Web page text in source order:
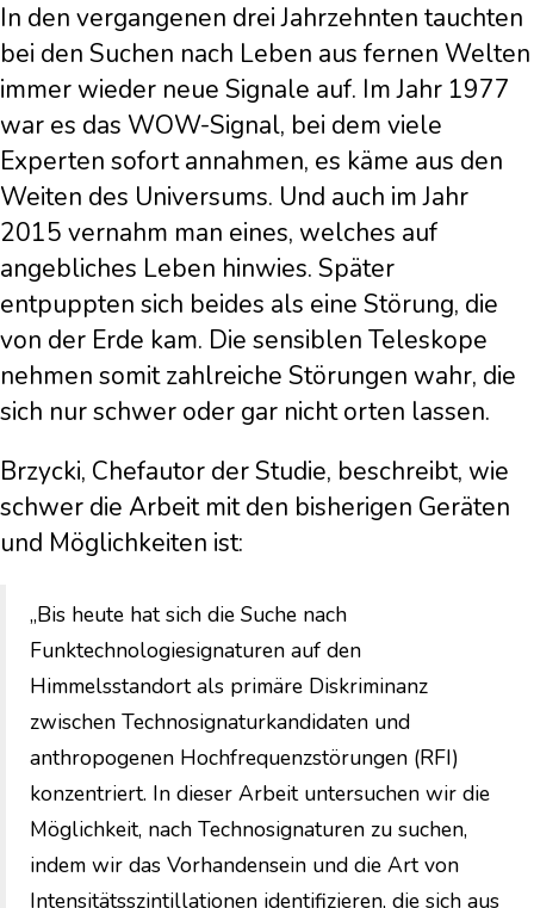
In den vergangenen drei Jahrzehnten tauchten
bei den Suchen nach Leben aus fernen Welten
immer wieder neue Signale auf. Im Jahr 1977
war es das WOW-Signal, bei dem viele
Experten sofort annahmen, es käme aus den
Weiten des Universums. Und auch im Jahr
2015 vernahm man eines, welches auf
angebliches Leben hinwies. Später
entpuppten sich beides als eine Störung, die
von der Erde kam. Die sensiblen Teleskope
nehmen somit zahlreiche Störungen wahr, die
sich nur schwer oder gar nicht orten lassen.
Brzycki, Chefautor der Studie, beschreibt, wie
schwer die Arbeit mit den bisherigen Geräten
und Möglichkeiten ist:
„Bis heute hat sich die Suche nach
Funktechnologiesignaturen auf den
Himmelsstandort als primäre Diskriminanz
zwischen Technosignaturkandidaten und
anthropogenen Hochfrequenzstörungen (RFI)
konzentriert. In dieser Arbeit untersuchen wir die
Möglichkeit, nach Technosignaturen zu suchen,
indem wir das Vorhandensein und die Art von
Intensitätsszintillationen identifizieren, die sich aus